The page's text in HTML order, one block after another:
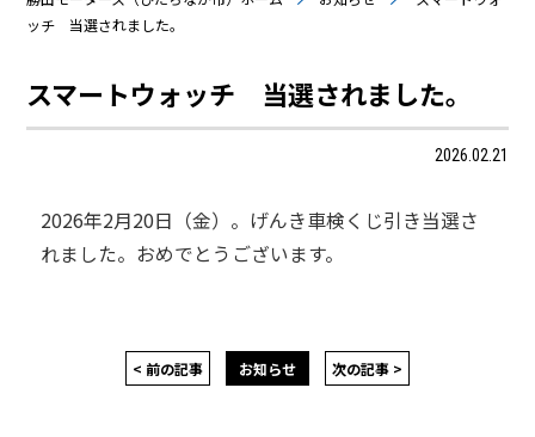
ッチ 当選されました。
スマートウォッチ 当選されました。
2026.02.21
2026年2月20日（金）。げんき車検くじ引き当選さ
れました。おめでとうございます。
< 前の記事 お知らせ 次の記事 >